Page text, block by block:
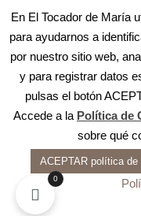
En El Tocador de María
para ayudarnos a
por nuestro sitio web,
y para registrar datos
pulsas el botón
Accede a la Política de
sobre qué
ACEPTAR política
0